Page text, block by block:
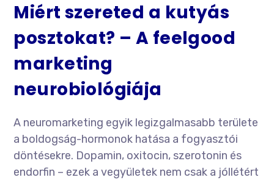
Miért szereted a kutyás
posztokat? – A feelgood
marketing
neurobiológiája
A neuromarketing egyik legizgalmasabb területe
a boldogság-hormonok hatása a fogyasztói
döntésekre. Dopamin, oxitocin, szerotonin és
endorfin – ezek a vegyületek nem csak a jóllétért